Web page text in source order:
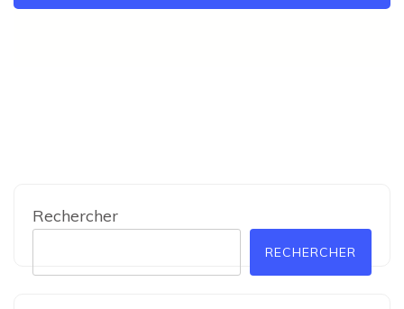
Rechercher
RECHERCHER